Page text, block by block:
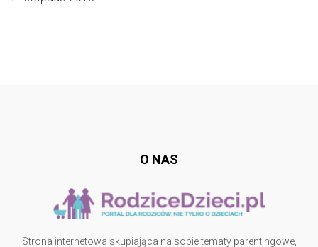
O NAS
Strona internetowa skupiająca na sobie tematy parentingowe,